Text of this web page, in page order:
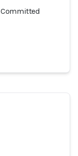
Committed